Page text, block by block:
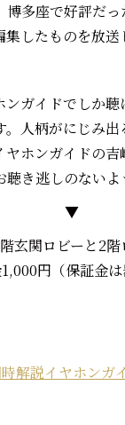
多座で好評だ
したものを放送
ガイドでしか
人柄がにじみ
ホンガイドの
き逃しのないよ
▼
玄関ロビーと2
円（保証金
解説イヤホンガ